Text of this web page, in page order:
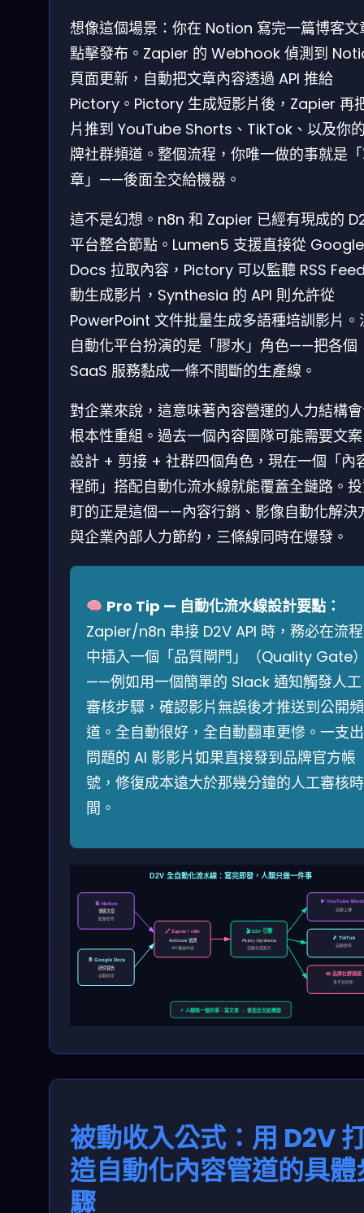
想像這個場景：你在 Notion 寫完一篇博客文
點擊發布。Zapier 的 Webhook 偵測到
頁面更新，自動把文章內容透過 API 推給
Pictory。Pictory 生成短影片後，Zapier 再
片推到 YouTube Shorts、TikTok、以及你
牌社群頻道。整個流程，你唯一做的事就是
章」——後面全交給機器。
這不是幻想。n8n 和 Zapier 已經有現成的
平台整合節點。Lumen5 支援直接從 Google
Docs 拉取內容，Pictory 可以監聽 RSS
動生成影片，Synthesia 的 API 則允許從
PowerPoint 文件批量生成多語種培訓影片。
自動化平台扮演的是「膠水」角色——把各個
SaaS 服務黏成一條不間斷的生產線。
對企業來說，這意味著內容營運的人力結構
根本性重組。過去一個內容團隊可能需要文
設計 + 剪接 + 社群四個角色，現在一個「內
程師」搭配自動化流水線就能覆蓋全鏈路。
盯的正是這個——內容行銷、影像自動化解決
與企業內部人力節約，三條線同時在爆發。
Pro Tip — 自動化流水線設計要點：
Zapier/n8n 串接 D2V API 時，務必在流程
中插入一個「品質閘門」（Quality Gate
——例如用一個簡單的 Slack 通知觸發人工
審核步驟，確認影片無誤後才推送到公開頻
道。全自動很好，全自動翻車更慘。一支出
問題的 AI 影影片如果直接發到品牌官方帳
號，修復成本遠大於那幾分鐘的人工審核時
間。
D2V 全自動化流水線：寫完即發，人類只做一件事
📝 Notion
博客文章
點擊發布
📄 Google Docs
研究報告
自動同步
🔗 Zapier / n8n
Webhook 偵測
API 推送內容
🎬 D2V 引擎
Pictory / Synthesia
自動生成影片
▶️ YouTube
自動上傳
🎵 TikTok
自動發布
📧 品牌社群頻道
多平台同步
⚡ 人類唯一做的事：寫文章 → 後面全交給機器
被動收入公式：用 D2V
造自動化內容管道的具體
驟